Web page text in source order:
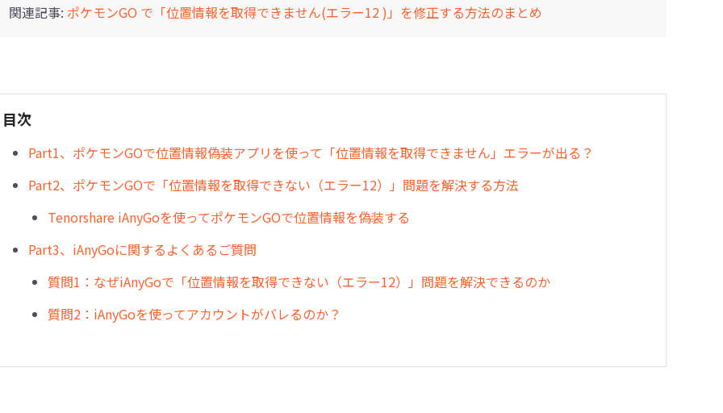
関連記事: ポケモンGO で「位置情報を取得できません(エラー12 )」を修正する方法のまとめ
目次
Part1、ポケモンGOで位置情報偽装アプリを使って「位置情報を取得できません」エラーが出る？
Part2、ポケモンGOで「位置情報を取得できない（エラー12）」問題を解決する方法
Tenorshare iAnyGoを使ってポケモンGOで位置情報を偽装する
Part3、iAnyGoに関するよくあるご質問
質問1：なぜiAnyGoで「位置情報を取得できない（エラー12）」問題を解決できるのか
質問2：iAnyGoを使ってアカウントがバレるのか？